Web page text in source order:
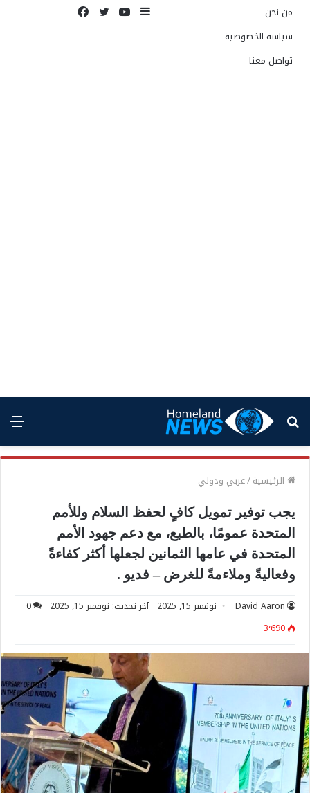
من نحن
سياسة الخصوصية
تواصل معنا
إضافة يوتيوبتويتر
بحث
عن
الرئيسية/عربي ودولي
يجب توفير تمويل كافٍ لحفظ السلام وللأمم
المتحدة عمومًا، بالطبع، مع دعم جهود الأمم
المتحدة في عامها الثمانين لجعلها أكثر كفاءةً
وفعاليةً وملاءمةً للغرض – فديو .
David Aaron نوفمبر 15, 2025 آخر تحديث: نوفمبر 15, 2025
0
3٬690